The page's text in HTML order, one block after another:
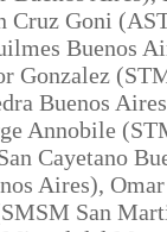
Cruz Goni
Buenos
Gonzalez
Buenos
Annobile
Cayetano
Aires),
San